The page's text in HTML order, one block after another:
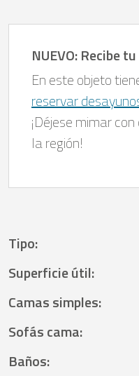
NUEVO: Recibe
En este objeto
reservar
¡Déjese mimar
la región!
Tipo:
Superficie útil:
Camas simples:
Sofás cama:
Baños: